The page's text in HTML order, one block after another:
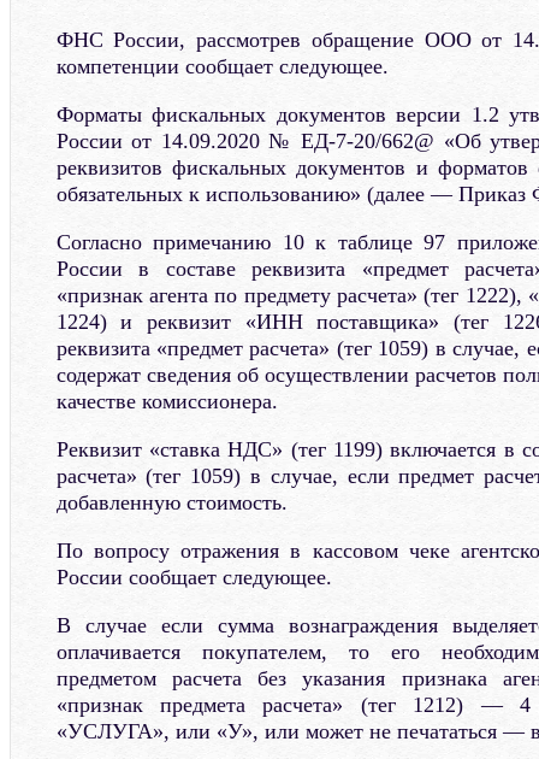
ФНС России, рассмотрев обращение ООО от
компетенции сообщает следующее.
Форматы фискальных документов версии 1.2
России от 14.09.2020 № ЕД-7-20/662@ «Об
реквизитов фискальных документов и
обязательных к использованию» (далее —
Согласно примечанию 10 к таблице 97
России в составе реквизита «предмет
«признак агента по предмету расчета» (тег 1222),
1224) и реквизит «ИНН поставщика» (тег
реквизита «предмет расчета» (тег 1059) в случае,
содержат сведения об осуществлении расчетов
качестве комиссионера.
Реквизит «ставка НДС» (тег 1199) включается в
расчета» (тег 1059) в случае, если предмет
добавленную стоимость.
По вопросу отражения в кассовом чеке
России сообщает следующее.
В случае если сумма вознаграждения
оплачивается покупателем, то его
предметом расчета без указания признака
«признак предмета расчета» (тег 1212) —
«УСЛУГА», или «У», или может не печататься —